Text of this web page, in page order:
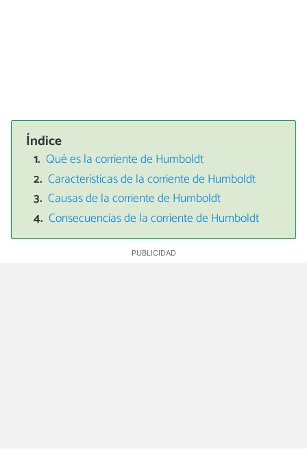
Índice
Qué es la corriente de Humboldt
Características de la corriente de Humboldt
Causas de la corriente de Humboldt
Consecuencias de la corriente de Humboldt